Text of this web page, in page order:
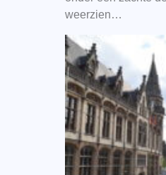
weerzien…